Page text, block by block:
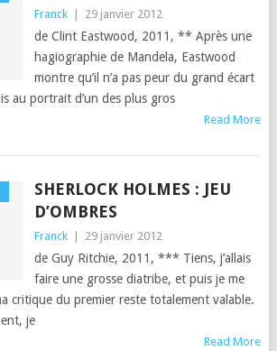
Franck 29 janvier 2012
de Clint East­wood, 2011, ** Après une
hagiogra­phie de Man­dela, East­wood
mon­tre qu’il n’a pas peur du grand écart
au por­trait d’un des plus gros
Read More
SHERLOCK HOLMES : JEU
D’OMBRES
Franck 29 janvier 2012
de Guy Ritchie, 2011, *** Tiens, j’al­lais
faire une grosse dia­tribe, et puis je me
cri­tique du pre­mier reste totale­ment val­able.
je
Read More